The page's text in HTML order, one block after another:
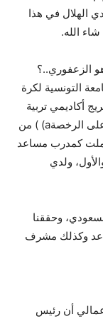
الهلال في هذا
الله.
الزعفوري..؟
التونسية لكرة
أكاديمي تربية
رياضية وعملت كأستاذ في كرة القدم وحاصل على الرخصةa) ) من
عملت كمدرب مساعد
ولدي
وحققنا
وكذلك مشرف
أن رئيس